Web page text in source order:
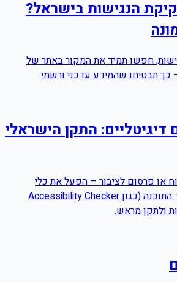
הנגישות בישראל?
חפשו תמיד את המקור באתר של
– כך תבטיחו שהמידע עדכני ורשמי.
דיגיטליים: התקן הישראלי
או פרסום לציבור – הפעל את כלי
הבדיקה לנגישות שבתוך התוכנה (כגון Accessibility Checker